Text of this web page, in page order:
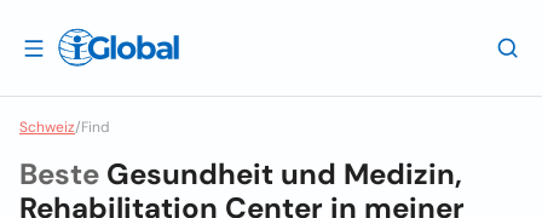
Schweiz/Find
Beste Gesundheit und Medizin,
Rehabilitation Center in meiner